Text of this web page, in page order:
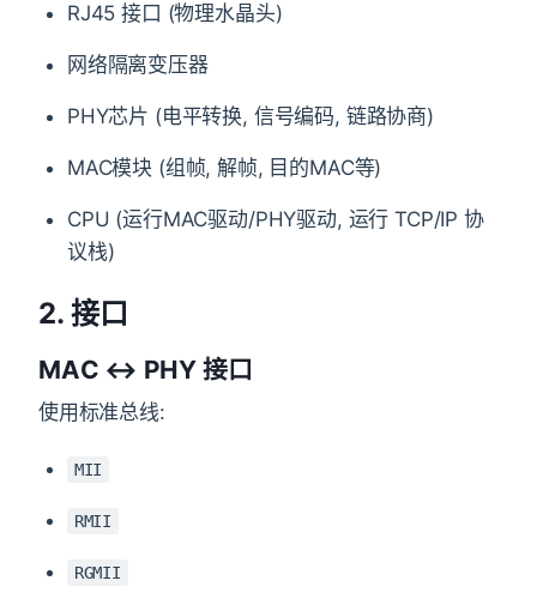
RJ45 接口 (物理水晶头)
网络隔离变压器
PHY芯片 (电平转换, 信号编码, 链路协商)
MAC模块 (组帧, 解帧, 目的MAC等)
CPU (运行MAC驱动/PHY驱动, 运行 TCP/IP 协
议栈)
2. 接口
MAC ↔ PHY 接口
使用标准总线:
MII
RMII
RGMII